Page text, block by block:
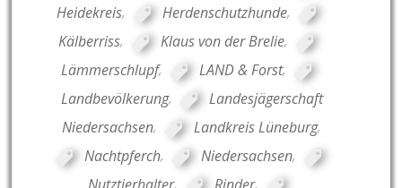
Heidekreis, Herdenschutzhunde,
Kälberriss, Klaus von der Brelie,
Lämmerschlupf, LAND & Forst,
Landbevölkerung,
Landesjägerschaft
Niedersachsen, Landkreis Lüneburg,
Nachtpferch, Niedersachsen,
Nutztierhalter, Rinder,